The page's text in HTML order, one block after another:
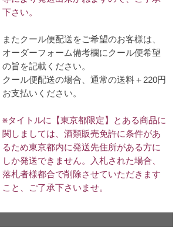
下さい。
またクール便配送をご希望のお客様は、
オーダーフォーム備考欄にクール便希望
の旨を記載ください。
クール便配送の場合、通常の送料＋220円
お支払いください。
※タイトルに【東京都限定】とある商品に
関しましては、酒類販売免許に条件があ
るため東京都内に発送先住所がある方に
しか発送できません。入札された場合、
落札者様都合で削除させていただきます
こと、ご了承下さいませ。